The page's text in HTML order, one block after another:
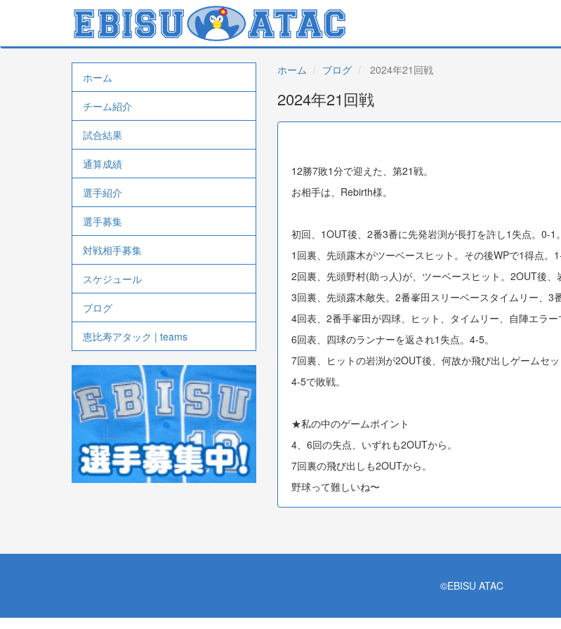
コ
main
navigation
ホーム
チーム紹介
試合結果
通算成績
選手紹介
選手募集
対戦相手募集
スケジュール
ブログ
恵比寿アタック | teams
ホーム ブログ 2024年21回戦
2024年21回戦
12勝7敗1分で迎えた、第21戦。
お相手は、Rebirth様。
初回、1OUT後、2番3番に先発岩渕が長打を許し1失点。0-1。
1回裏、先頭露木がツーベースヒット。その後WPで1得点。1-
2回裏、先頭野村(助っ人)が、ツーベースヒット。2OUT後、
3回裏、先頭露木敵失。2番峯田スリーベースタイムリー、3
4回表、2番手峯田が四球、ヒット、タイムリー、自陣エラー
6回表、四球のランナーを返され1失点。4-5。
7回裏、ヒットの岩渕が2OUT後、何故か飛び出しゲームセッ
4-5で敗戦。
★私の中のゲームポイント
4、6回の失点、いずれも2OUTから。
7回裏の飛び出しも2OUTから。
野球って難しいね〜
©EBISU ATAC